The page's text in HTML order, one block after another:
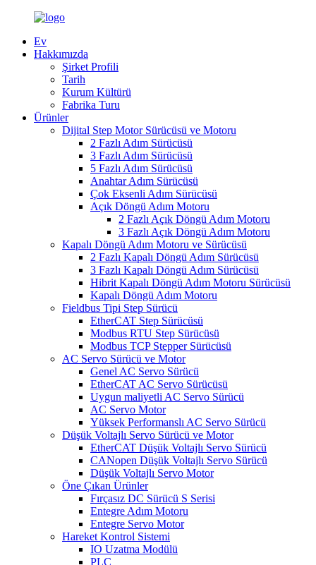
Ev
Hakkımızda
Şirket Profili
Tarih
Kurum Kültürü
Fabrika Turu
Ürünler
Dijital Step Motor Sürücüsü ve Motoru
2 Fazlı Adım Sürücüsü
3 Fazlı Adım Sürücüsü
5 Fazlı Adım Sürücüsü
Anahtar Adım Sürücüsü
Çok Eksenli Adım Sürücüsü
Açık Döngü Adım Motoru
2 Fazlı Açık Döngü Adım Motoru
3 Fazlı Açık Döngü Adım Motoru
Kapalı Döngü Adım Motoru ve Sürücüsü
2 Fazlı Kapalı Döngü Adım Sürücüsü
3 Fazlı Kapalı Döngü Adım Sürücüsü
Hibrit Kapalı Döngü Adım Motoru Sürücüsü
Kapalı Döngü Adım Motoru
Fieldbus Tipi Step Sürücü
EtherCAT Step Sürücüsü
Modbus RTU Step Sürücüsü
Modbus TCP Stepper Sürücüsü
AC Servo Sürücü ve Motor
Genel AC Servo Sürücü
EtherCAT AC Servo Sürücüsü
Uygun maliyetli AC Servo Sürücü
AC Servo Motor
Yüksek Performanslı AC Servo Sürücü
Düşük Voltajlı Servo Sürücü ve Motor
EtherCAT Düşük Voltajlı Servo Sürücü
CANopen Düşük Voltajlı Servo Sürücü
Düşük Voltajlı Servo Motor
Öne Çıkan Ürünler
Fırçasız DC Sürücü S Serisi
Entegre Adım Motoru
Entegre Servo Motor
Hareket Kontrol Sistemi
IO Uzatma Modülü
PLC